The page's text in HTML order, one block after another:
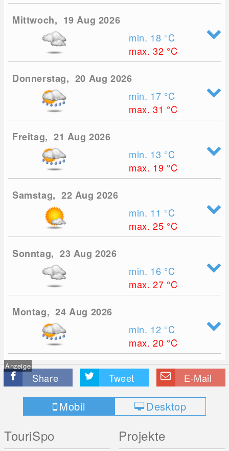
Mittwoch, 19 Aug 2026
min. 18 °C
max. 32 °C
Donnerstag, 20 Aug 2026
min. 17 °C
max. 31 °C
Freitag, 21 Aug 2026
min. 13 °C
max. 19 °C
Samstag, 22 Aug 2026
min. 11 °C
max. 25 °C
Sonntag, 23 Aug 2026
min. 16 °C
max. 27 °C
Montag, 24 Aug 2026
min. 12 °C
max. 20 °C
Anzeige
Share Tweet E-Mail
Mobil Desktop
TouriSpo Projekte